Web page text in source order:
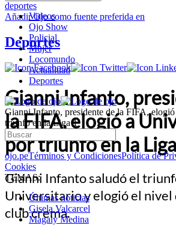
Videos
Ojo Show
Policial
Mujer
Locomundo
Actualidad
Deportes
Gianni Infanto, presidente de la FIFA,
triunfo en la Liga 1
ojo.peTérminos y CondicionesPolítica de
Cookies
TEMAS:
Últimas noticias
Gisela Valcarcel
Magaly Medina
deportes
AñadirOjocomo fuente preferida en
Deportes
Gianni Infanto,
la FIFA, elogió a
por triunfo en la
Gianni Infanto saludó el
Universitario y elogió el nivel
club crema.